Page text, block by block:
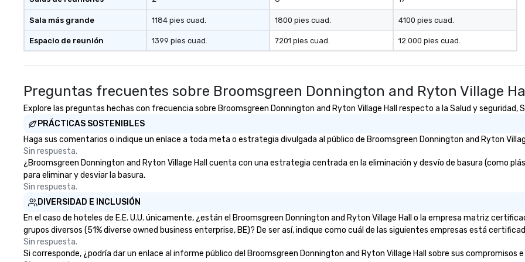
Sala más grande
Espacio de reunión
1184 pies cuad.
1399 pies cuad.
1800 pies cuad.
7201 pies cuad.
4100 pies cuad.
12.000 pies cuad.
Preguntas frecuentes sobre Broomsgreen Donnington and Ryton Village
Explore las preguntas hechas con frecuencia sobre Broomsgreen Donnington and Ryton Village Hall respecto a la Salud y seguridad,
PRÁCTICAS SOSTENIBLES
Haga sus comentarios o indique un enlace a toda meta o estrategia divulgada al público de Broomsgreen Donnington and Ryton
Sin respuesta.
¿Broomsgreen Donnington and Ryton Village Hall cuenta con una estrategia centrada en la eliminación y desvío de basura (como
para eliminar y desviar la basura.
Sin respuesta.
DIVERSIDAD E INCLUSIÓN
En el caso de hoteles de E.E. U.U. únicamente, ¿están el Broomsgreen Donnington and Ryton Village Hall o la empresa matriz
grupos diversos (51% diverse owned business enterprise, BE)? De ser así, indique como cuál de las siguientes empresas está
Sin respuesta.
Si corresponde, ¿podría dar un enlace al informe público del Broomsgreen Donnington and Ryton Village Hall sobre sus compromisos